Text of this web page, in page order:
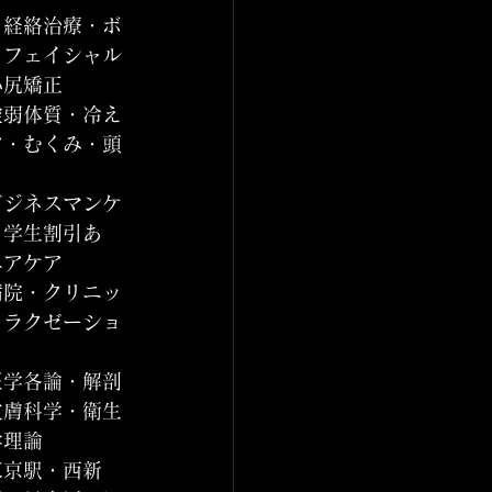
絡治療・ボ
ェイシャル
矯正
体質・冷え
むくみ・頭
ネスマンケ
生割引あ
ケア
・クリニッ
クゼーショ
各論・解剖
科学・衛生
論
駅・西新